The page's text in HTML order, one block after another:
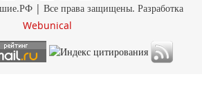
| Все права защищены. Разработка
Webunical